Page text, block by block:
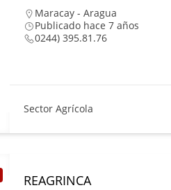
Maracay - Aragua
Publicado hace 7 años
0244) 395.81.76
Sector Agrícola
REAGRINCA